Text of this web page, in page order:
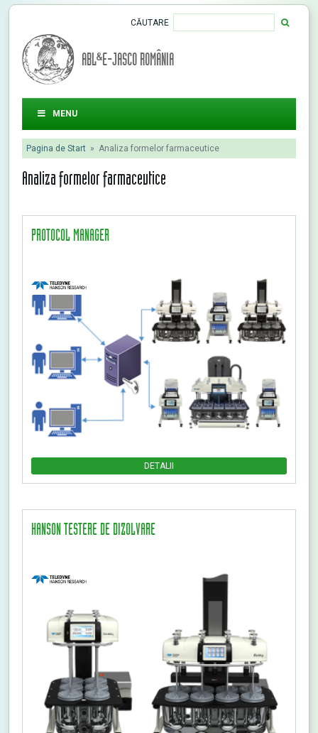
CĂUTARE
ABL&E-JASCO ROMÂNIA
MENU
Pagina de Start » Analiza formelor farmaceutice
Analiza formelor farmaceutice
PROTOCOL MANAGER
DETALII
HANSON TESTERE DE DIZOLVARE